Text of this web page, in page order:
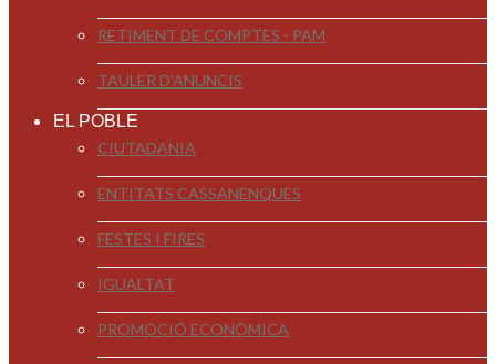
RETIMENT DE COMPTES - PAM
TAULER D'ANUNCIS
EL POBLE
CIUTADANIA
ENTITATS CASSANENQUES
FESTES I FIRES
IGUALTAT
PROMOCIÓ ECONÒMICA